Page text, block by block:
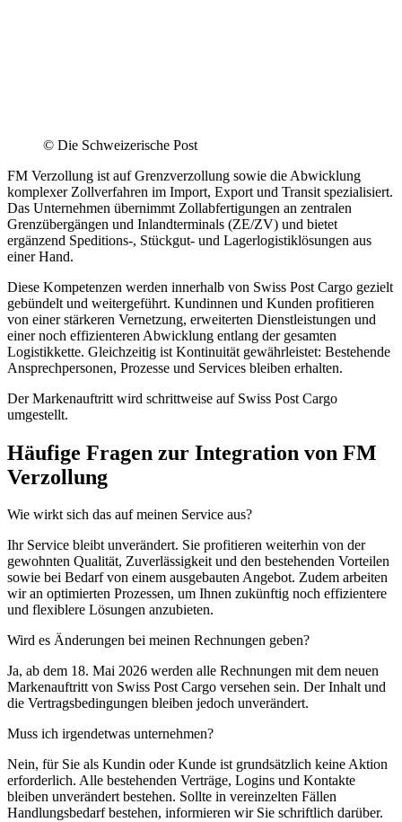
© Die Schweizerische Post
FM Verzollung ist auf Grenzverzollung sowie die Abwicklung
komplexer Zollverfahren im Import, Export und Transit spezialisiert.
Das Unternehmen übernimmt Zollabfertigungen an zentralen
Grenzübergängen und Inlandterminals (ZE/ZV) und bietet
ergänzend Speditions-, Stückgut- und Lagerlogistiklösungen aus
einer Hand.
Diese Kompetenzen werden innerhalb von Swiss Post Cargo gezielt
gebündelt und weitergeführt. Kundinnen und Kunden profitieren
von einer stärkeren Vernetzung, erweiterten Dienstleistungen und
einer noch effizienteren Abwicklung entlang der gesamten
Logistikkette. Gleichzeitig ist Kontinuität gewährleistet: Bestehende
Ansprechpersonen, Prozesse und Services bleiben erhalten.
Der Markenauftritt wird schrittweise auf Swiss Post Cargo
umgestellt.
Häufige Fragen zur Integration von FM
Verzollung
Wie wirkt sich das auf meinen Service aus?
Ihr Service bleibt unverändert. Sie profitieren weiterhin von der
gewohnten Qualität, Zuverlässigkeit und den bestehenden Vorteilen
sowie bei Bedarf von einem ausgebauten Angebot. Zudem arbeiten
wir an optimierten Prozessen, um Ihnen zukünftig noch effizientere
und flexiblere Lösungen anzubieten.
Wird es Änderungen bei meinen Rechnungen geben?
Ja, ab dem 18. Mai 2026 werden alle Rechnungen mit dem neuen
Markenauftritt von Swiss Post Cargo versehen sein. Der Inhalt und
die Vertragsbedingungen bleiben jedoch unverändert.
Muss ich irgendetwas unternehmen?
Nein, für Sie als Kundin oder Kunde ist grundsätzlich keine Aktion
erforderlich. Alle bestehenden Verträge, Logins und Kontakte
bleiben unverändert bestehen. Sollte in vereinzelten Fällen
Handlungsbedarf bestehen, informieren wir Sie schriftlich darüber.